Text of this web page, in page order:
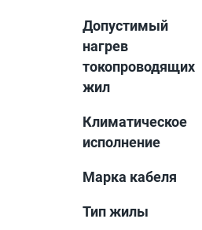
Допустимый
нагрев
токопроводящих
жил
Климатическое
исполнение
Марка кабеля
Тип жилы